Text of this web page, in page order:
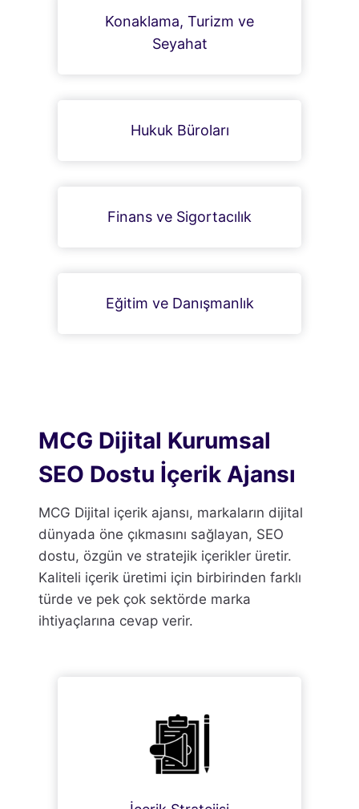
Konaklama, Turizm ve
Seyahat
Hukuk Büroları
Finans ve Sigortacılık
Eğitim ve Danışmanlık
MCG Dijital Kurumsal
SEO Dostu İçerik Ajansı
MCG Dijital içerik ajansı, markaların dijital
dünyada öne çıkmasını sağlayan, SEO
dostu, özgün ve stratejik içerikler üretir.
Kaliteli içerik üretimi için birbirinden farklı
türde ve pek çok sektörde marka
ihtiyaçlarına cevap verir.